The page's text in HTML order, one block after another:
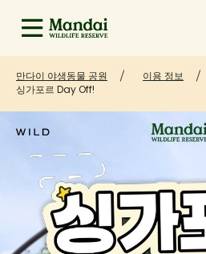
만다이 야생동물 공원 이용 정보
싱가포르 Day Off!